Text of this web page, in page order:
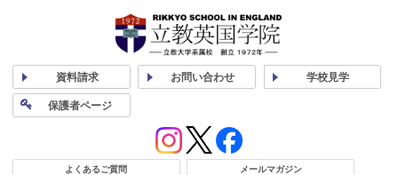
資料請求 お問い合わせ 学校見学
保護者ページ
よくあるご質問 メールマガジン